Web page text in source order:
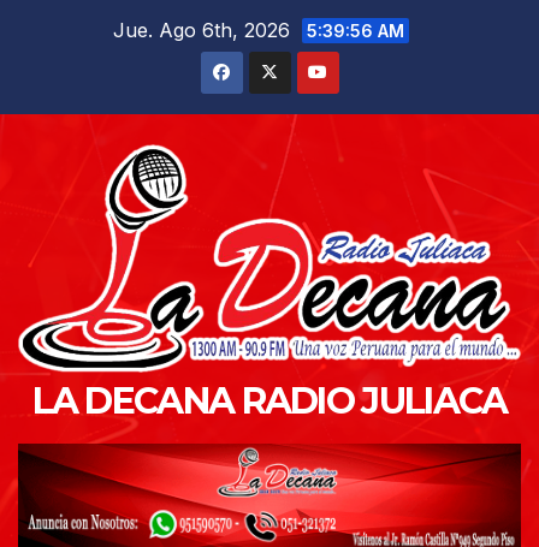
Jue. Ago 6th, 2026 5:39:58 AM
LA DECANA RADIO JULIACA